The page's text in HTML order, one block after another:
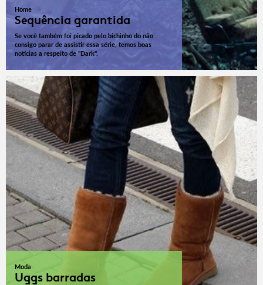
Home
Sequência garantida
Se você também foi picado pelo bichinho do não
consigo parar de assistir essa série, temos boas
notícias a respeito de "Dark".
Moda
Uggs barradas